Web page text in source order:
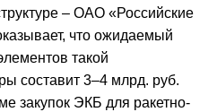
– ОАО «Российские
что ожидаемый
такой
составит 3–4 млрд. руб.
закупок ЭКБ для ракетно-